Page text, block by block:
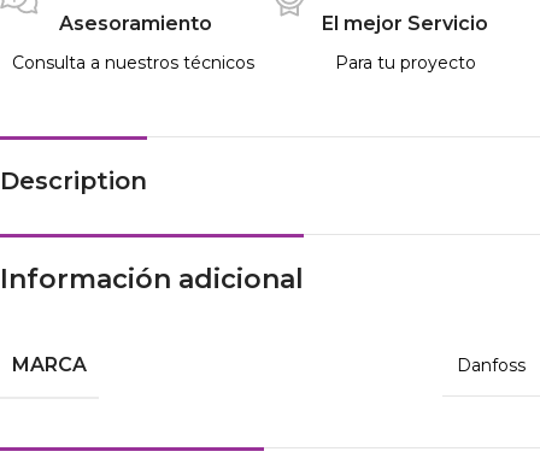
Asesoramiento
Consulta a nuestros técnicos
El mejor Servicio
Para tu proyecto
Description
Información adicional
MARCA Danfoss